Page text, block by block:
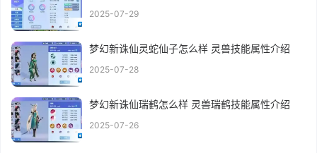
2025-07-29
梦幻新诛仙灵蛇仙子怎么样 灵兽技能属性介绍
2025-07-28
梦幻新诛仙瑞鹤怎么样 灵兽瑞鹤技能属性介绍
2025-07-26